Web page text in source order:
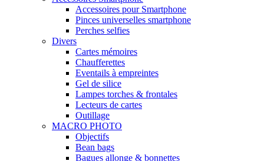
Accessoires pour Smartphone
Pinces universelles smartphone
Perches selfies
Divers
Cartes mémoires
Chaufferettes
Eventails à empreintes
Gel de silice
Lampes torches & frontales
Lecteurs de cartes
Outillage
MACRO PHOTO
Objectifs
Bean bags
Bagues allonge & bonnettes